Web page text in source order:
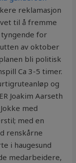
reklamasjon
til å fremme
for
av oktober
bli politisk
Ca 3-5 timer.
og
Joakim Aarseth
med
med en
renskårne
i haugesund
medarbeidere,